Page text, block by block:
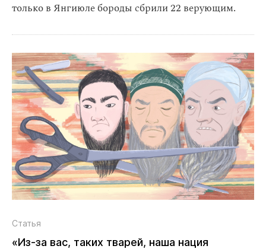
только в Янгиюле бороды сбрили 22 верующим.
Статья
«Из‑за вас, таких тварей, наша нация